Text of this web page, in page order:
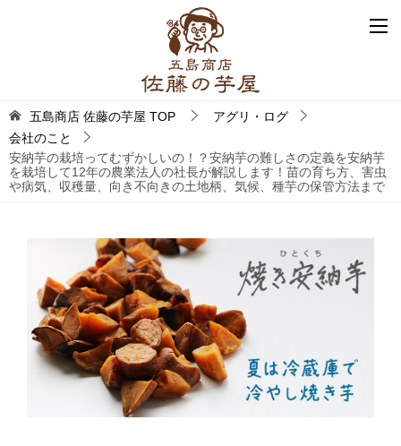
五島商店 佐藤の芋屋 TOP
アグリ・ログ
会社のこと
安納芋の栽培ってむずかしいの！？安納芋の難しさの定義を安納芋
を栽培して12年の農業法人の社長が解説します！苗の育ち方、害虫
や病気、収穫量、向き不向きの土地柄、気候、種芋の保管方法まで